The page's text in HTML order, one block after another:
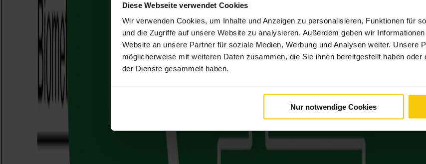
Diese Webseite verwendet Cookies
Wir verwenden Cookies, um Inhalte und Anzeigen zu personalisieren, Funktionen für
und die Zugriffe auf unsere Website zu analysieren. Außerdem geben wir
Website an unsere Partner für soziale Medien, Werbung und Analysen weiter. Unsere
möglicherweise mit weiteren Daten zusammen, die Sie ihnen bereitgestellt haben
der Dienste gesammelt haben.
Nur notwendige Cookies